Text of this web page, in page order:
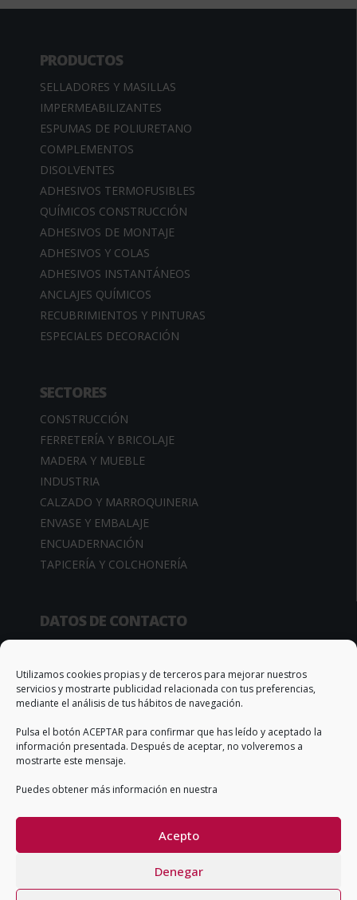
Utilizamos cookies propias y de terceros para mejorar nuestros
servicios y mostrarte publicidad relacionada con tus preferencias,
mediante el análisis de tus hábitos de navegación.
Pulsa el botón ACEPTAR para confirmar que has leído y aceptado la
información presentada. Después de aceptar, no volveremos a
mostrarte este mensaje.
Puedes obtener más información en nuestra
Acepto
Denegar
PRODUCTOS
SELLADORES Y MASILLAS
IMPERMEABILIZANTES
ESPUMAS DE POLIURETANO
COMPLEMENTOS
DISOLVENTES
ADHESIVOS TERMOFUSIBLES
QUÍMICOS CONSTRUCCIÓN
ADHESIVOS DE MONTAJE
ADHESIVOS Y COLAS
ADHESIVOS INSTANTÁNEOS
ANCLAJES QUÍMICOS
RECUBRIMIENTOS Y PINTURAS
ESPECIALES DECORACIÓN
SECTORES
CONSTRUCCIÓN
FERRETERÍA Y BRICOLAJE
MADERA Y MUEBLE
INDUSTRIA
CALZADO Y MARROQUINERIA
ENVASE Y EMBALAJE
ENCUADERNACIÓN
TAPICERÍA Y COLCHONERÍA
DATOS DE CONTACTO
03370 Redován (Alicante – España)
Apto. Correos, 67
info@qs-adhesivos.es
CONDICIONES GENERALES DE VENTA